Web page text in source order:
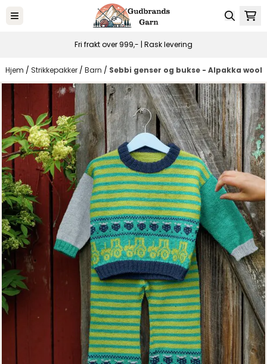
Hopp til innhold
Fri frakt over 999,- | Rask levering
Hjem / Strikkepakker / Barn / Sebbi genser og bukse - Alpakka wool